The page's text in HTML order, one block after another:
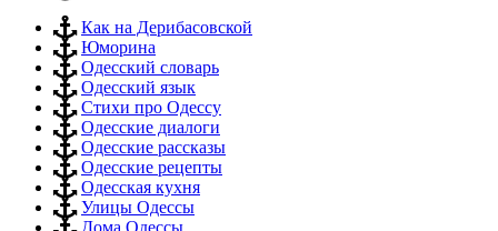
Как на Дерибасовской
Юморина
Одесский словарь
Одесский язык
Стихи про Одессу
Одесские диалоги
Одесские рассказы
Одесские рецепты
Одесская кухня
Улицы Одессы
Дома Одессы